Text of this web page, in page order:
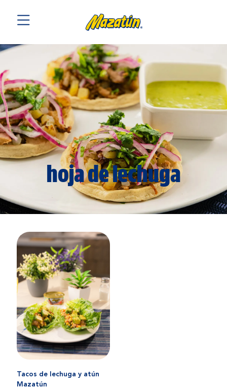
hoja de lechuga
Tacos de lechuga y atún
Mazatún